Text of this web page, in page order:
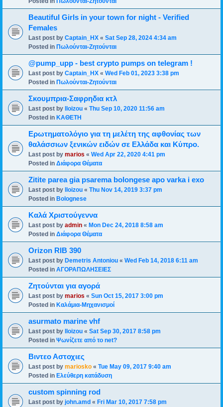
Beautiful Girls in your town for night - Verified
Females
Last post by Captain_HX « Sat Sep 28, 2024 4:34 am
Posted in Πωλούνται-Ζητούνται
@pump_upp - best crypto pumps on telegram !
Last post by Captain_HX « Wed Feb 01, 2023 3:38 pm
Posted in Πωλούνται-Ζητούνται
Σκουμπρια-Σαφρηδια κτλ
Last post by lloizou « Thu Sep 10, 2020 11:56 am
Posted in ΚΑΘΕΤΗ
Ερωτηματολόγιο για τη μελέτη της αφθονίας των
θαλάσσιων ξενικών ειδών σε Ελλάδα και Κύπρο.
Last post by marios « Wed Apr 22, 2020 4:41 pm
Posted in Διάφορα Θέματα
Zitite parea gia psarema bolongese apo varka i exo
Last post by lloizou « Thu Nov 14, 2019 3:37 pm
Posted in Bolognese
Καλά Χριστούγεννα
Last post by admin « Mon Dec 24, 2018 8:58 am
Posted in Διάφορα Θέματα
Orizon RIB 390
Last post by Demetris Antoniou « Wed Feb 14, 2018 6:11 am
Posted in ΑΓΟΡΑΠΩΛΗΣΕΙΕΣ
Ζητούνται για αγορά
Last post by marios « Sun Oct 15, 2017 3:00 pm
Posted in Καλάμια-Mηχανισμoί
asurmato marine vhf
Last post by lloizou « Sat Sep 30, 2017 8:58 pm
Posted in Ψωνίζετε από το net?
Βιντεο Αστοχιες
Last post by mariosko « Tue May 09, 2017 9:40 am
Posted in Ελεύθερη κατάδυση
custom spinning rod
Last post by john.amd « Fri Mar 10, 2017 7:58 pm